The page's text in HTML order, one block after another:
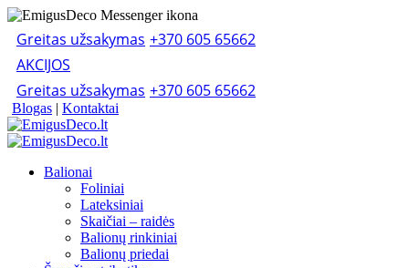
Greitas užsakymas +370 605 65662
AKCIJOS
Greitas užsakymas +370 605 65662
Blogas | Kontaktai
Balionai
Foliniai
Lateksiniai
Skaičiai – raidės
Balionų rinkiniai
Balionų priedai